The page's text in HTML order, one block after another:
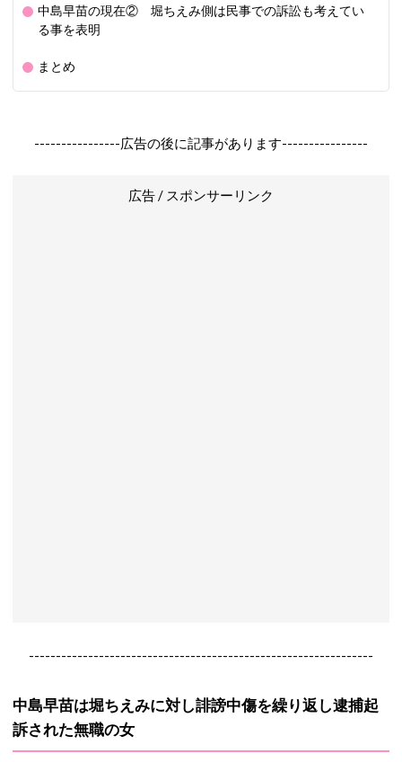
中島早苗の現在② 堀ちえみ側は民事での訴訟も考えてい
る事を表明
まとめ
----------------広告の後に記事があります----------------
広告 / スポンサーリンク
----------------------------------------------------------------
中島早苗は堀ちえみに対し誹謗中傷を繰り返し逮捕起
訴された無職の女